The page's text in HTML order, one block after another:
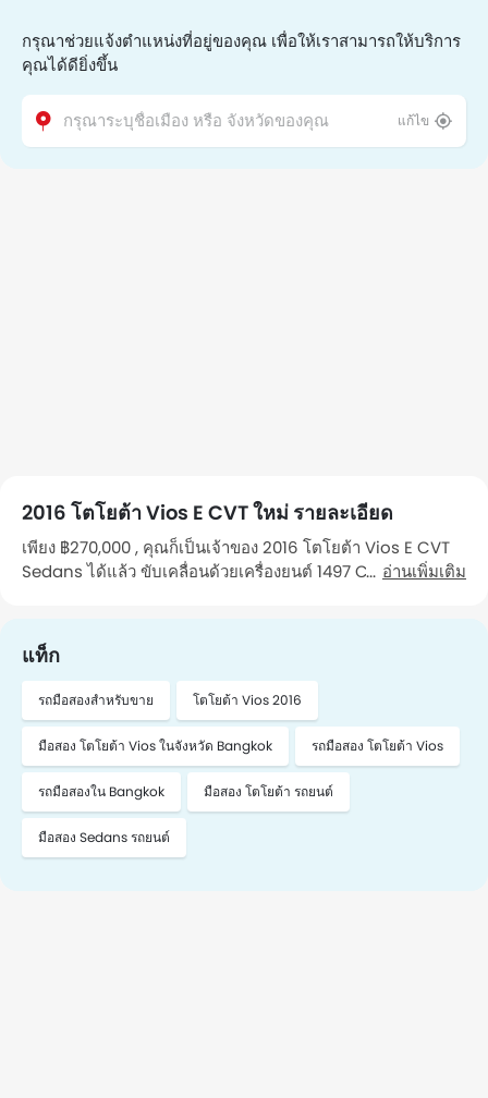
กรุณาช่วยแจ้งตำแหน่งที่อยู่ของคุณ เพื่อให้เราสามารถให้บริการ
คุณได้ดียิ่งขึ้น
แก้ไข
2016 โตโยต้า Vios E CVT ใหม่ รายละเอียด
เพียง ฿270,000 , คุณก็เป็นเจ้าของ 2016 โตโยต้า Vios E CVT
Sedans ได้แล้ว ขับเคลื่อนด้วยเครื่องยนต์ 1497 CC รถคันนี้วิ่ง
ต้องการนัดหมาย โปรดติดต่อฉัน"
อ่านเพิ่มเติม
แท็ก
รถมือสองสำหรับขาย โตโยต้า Vios 2016
มือสอง โตโยต้า Vios ในจังหวัด Bangkok รถมือสอง โตโยต้า Vios
รถมือสองใน Bangkok มือสอง โตโยต้า รถยนต์
มือสอง Sedans รถยนต์